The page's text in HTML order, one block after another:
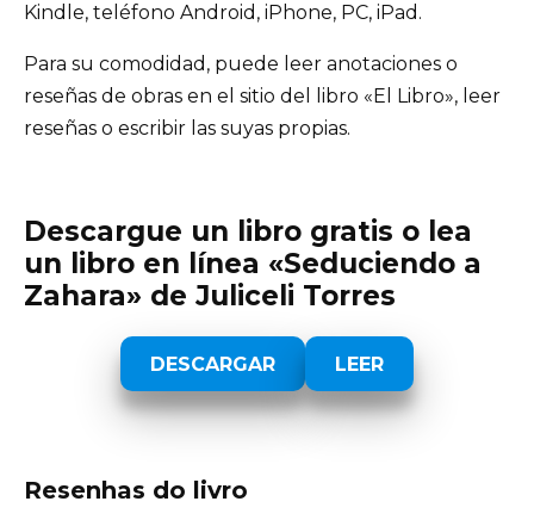
Kindle, teléfono Android, iPhone, PC, iPad.
Para su comodidad, puede leer anotaciones o
reseñas de obras en el sitio del libro «El Libro», leer
reseñas o escribir las suyas propias.
Descargue un libro gratis o lea
un libro en línea «Seduciendo a
Zahara» de Juliceli Torres
DESCARGAR LEER
Resenhas do livro